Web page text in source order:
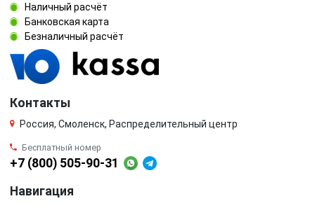
Наличный расчёт
Банковская карта
Безналичный расчёт
Контакты
Россия, Смоленск, Распределительный центр
Бесплатный номер
+7 (800) 505-90-31
Навигация